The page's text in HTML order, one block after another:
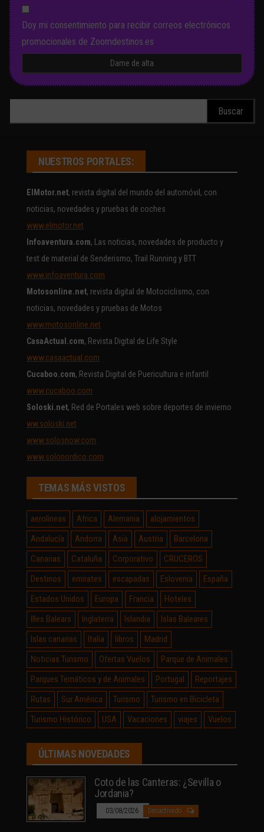
Doy mi consentimiento para recibir correos electrónicos
promocionales de Zoomdestinos.es
NUESTROS PORTALES:
ElMotor.net, revista digital del mundo del automóvil, con
noticias, novedades y pruebas de coches
www.elmotor.net
Infoaventura.com, Las noticias, novedades de producto y
test de material de Senderismo, Trail Running y BTT
www.infoaventura.com
Motosonline.net, revista digital de Motociclismo, con
noticias, novedades y pruebas de Motos
www.motosonline.net
CasaActual.com, Revista Digital de Life Style
www.casaactual.com
Cucaboo.com, Revista Digital de Puericultura e infantil
www.cucaboo.com
Soloski.net, Red de Portales web sobre deportes de invierno
ww.soloski.net
www.solosnow.com
www.solonordico.com
TEMAS MÁS VISTOS
aerolineas Africa Alemania
alojamientos
Andalucía
Andorra Asia Austria
Barcelona
Canarias
Cataluña Corporativo
CRUCEROS
Destinos
emirates escapadas Eslovenia
España
Estados Unidos
Europa Francia
Hoteles
Illes Balears
Inglaterra Islandia
Islas Baleares
Islas canarias
Italia libros
Madrid
Noticias Turismo
Ofertas Vuelos
Parque de Animales
Parques Temáticos y de Animales
Portugal
Reportajes
Rutas
Sur América Turismo
Turismo en Bicicleta
Turismo Histórico
USA Vacaciones viajes Vuelos
ÚLTIMAS NOVEDADES
Coto de las Canteras: ¿Sevilla o
Jordania?
03/08/2026 Desactivado